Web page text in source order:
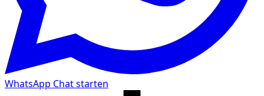
WhatsApp Chat starten